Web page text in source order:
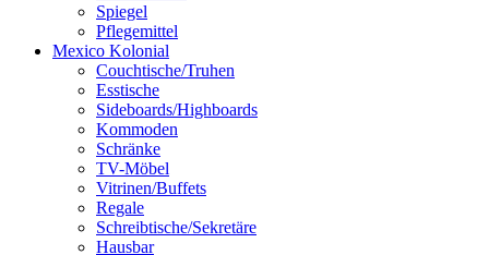
Spiegel
Pflegemittel
Mexico Kolonial
Couchtische/Truhen
Esstische
Sideboards/Highboards
Kommoden
Schränke
TV-Möbel
Vitrinen/Buffets
Regale
Schreibtische/Sekretäre
Hausbar